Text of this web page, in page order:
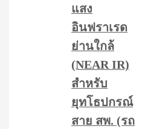
แสง
อินฟราเรด
ย่านใกล้
(NEAR IR)
สำหรับ
ยุทโธปกรณ์
สาย สพ. (รถ